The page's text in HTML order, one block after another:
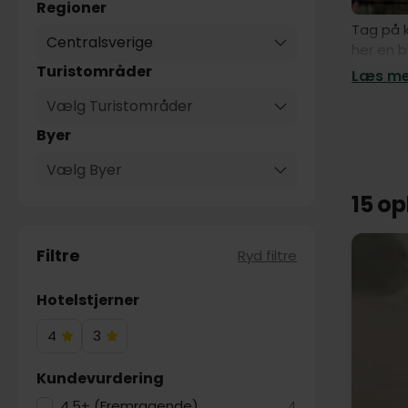
Regioner
Centralsverige
Turistområder
Vælg Turistområder
Byer
Vælg Byer
Filtre Ryd filtre
Hotelstjerner
4
4
3
3
Kundevurdering
Tag på
her en
Nynäs
Læs
15